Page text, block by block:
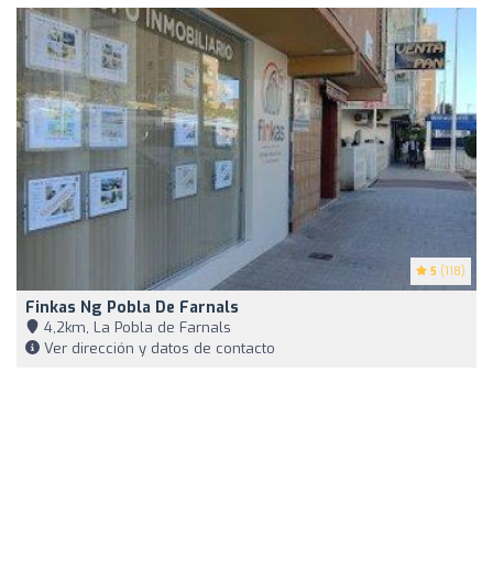
5 (118)
Finkas Ng Pobla De Farnals
4,2km, La Pobla de Farnals
Ver dirección y datos de contacto